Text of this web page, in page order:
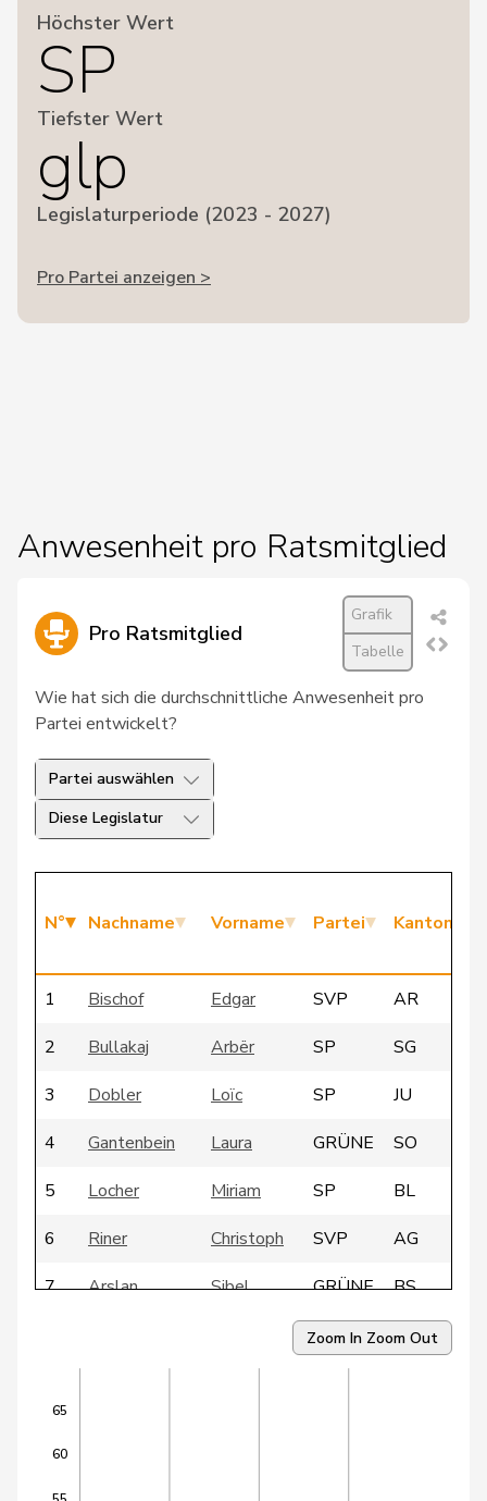
Höchster Wert
SP
Tiefster Wert
glp
Legislaturperiode (2023 - 2027)
Pro Partei anzeigen >
Anwesenheit pro Ratsmitglied
Pro Ratsmitglied
Grafik
Tabelle
Wie hat sich die durchschnittliche Anwesenheit pro
Partei entwickelt?
Partei auswählen
Diese Legislatur
N° Nachname Vorname Partei Kanton
1 Bischof Edgar SVP
AR
2
Bullakaj Arbër SP
SG
3
Dobler Loïc SP
JU
4
Gantenbein Laura GRÜNE
SO
5
Locher Miriam SP
BL
6
Riner Christoph SVP
AG
7
Arslan Sibel GRÜNE
BS
SP
LU
Zoom In Zoom Out
60
65